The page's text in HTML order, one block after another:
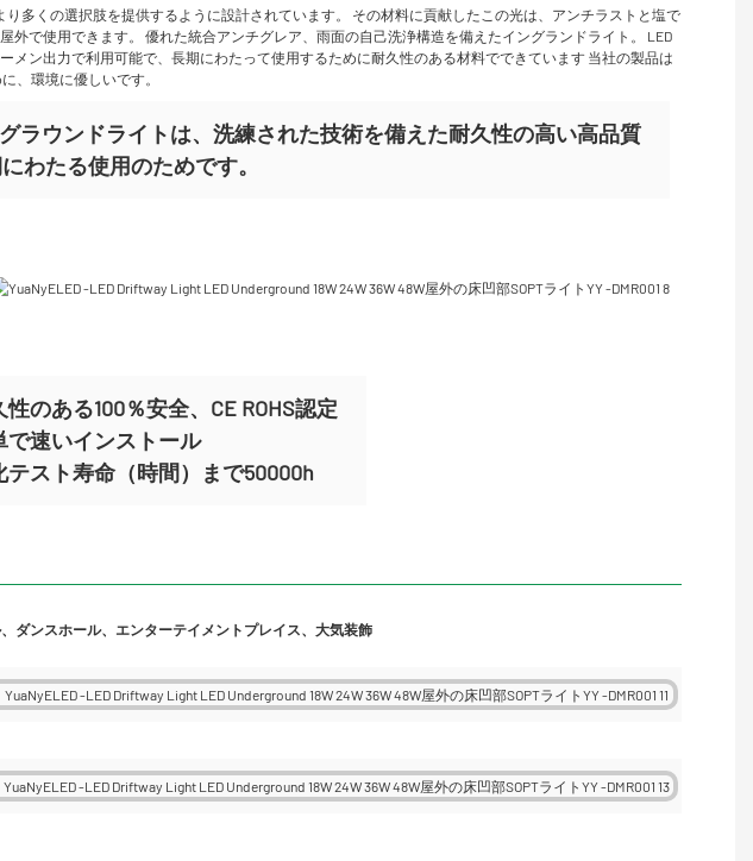
多くの選択肢を提供するように設計されています。 その材料に貢献したこの光は、アンチラストと塩で
で使用できます。 優れた統合アンチグレア、雨面の自己洗浄構造を備えたイングランドライト。 LED
ン出力で利用可能で、長期にわたって使用するために耐久性のある材料でできています 当社の製品は
、環境に優しいです。
グラウンドライトは、洗練された技術を備えた耐久性の高い高品質
わたる使用のためです。
性のある100％安全、CE ROHS認定
で速いインストール
テスト寿命（時間）まで50000h
ダンスホール、エンターテイメントプレイス、大気装飾